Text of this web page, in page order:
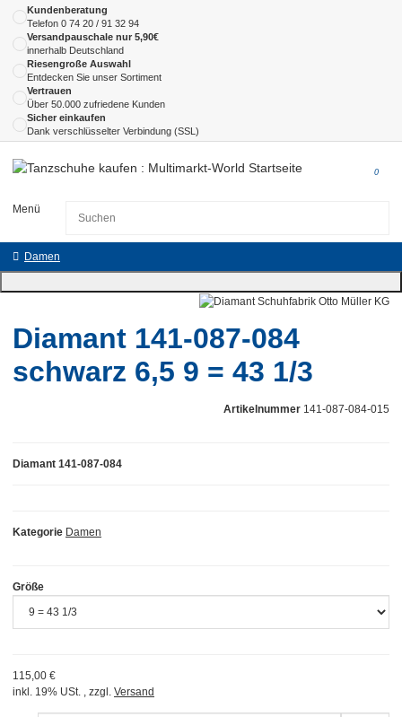
Kundenberatung
Telefon 0 74 20 / 91 32 94
Versandpauschale nur 5,90€
innerhalb Deutschland
Riesengroße Auswahl
Entdecken Sie unser Sortiment
Vertrauen
Über 50.000 zufriedene Kunden
Sicher einkaufen
Dank verschlüsselter Verbindung (SSL)
Menü
0
Damen
Diamant 141-087-084
schwarz 6,5 9 = 43 1/3
Artikelnummer 141-087-084-015
Kategorie Damen
Diamant 141-087-084
Größe
115,00 €
inkl. 19% USt. , zzgl. Versand